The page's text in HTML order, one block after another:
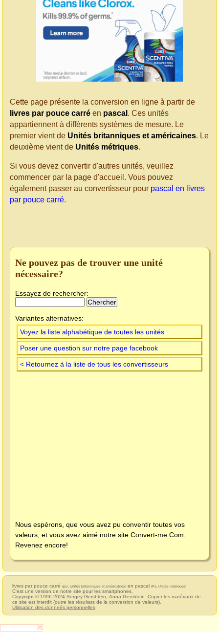
Cette page présente la conversion en ligne à partir de
livres par pouce carré en pascal . Ces unités
appartiennent à différents systèmes de mesure. Le
premier vient de Unités britanniques et américaines. Le
deuxième vient de Unités métriques.
Si vous devez convertir d'autres unités, veuillez
commencer par la page d'accueil. Vous pouvez
également passer au convertisseur pour pascal en livres
par pouce carré.
Ne pouvez pas de trouver une unité
nécessaire?
Essayez de rechercher:
Variantes alternatives:
Voyez la liste alphabétique de toutes les unités
Poser une question sur notre page facebook
< Retournez à la liste de tous les convertisseurs
Nous espérons, que vous avez pu conventir toutes vos
valeurs, et vous avez aimé notre site Convert-me.Com
Revenez encore!
livres par pouce carré (psi, Unités britanniques et américaines) en pascal (Pa, Unités métriques)
C'est une version de notre site pour les smartphones.
Copyright © 1996-2024 Sergey Gershtein Anna Gershtein . Copier les matériaux de
ce site est interdit (outre les résultats de la conversion de valeurs).
Utilisation des donneés personnelles